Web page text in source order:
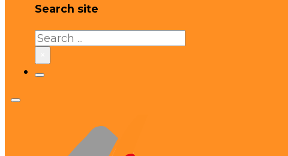
Search site
Search